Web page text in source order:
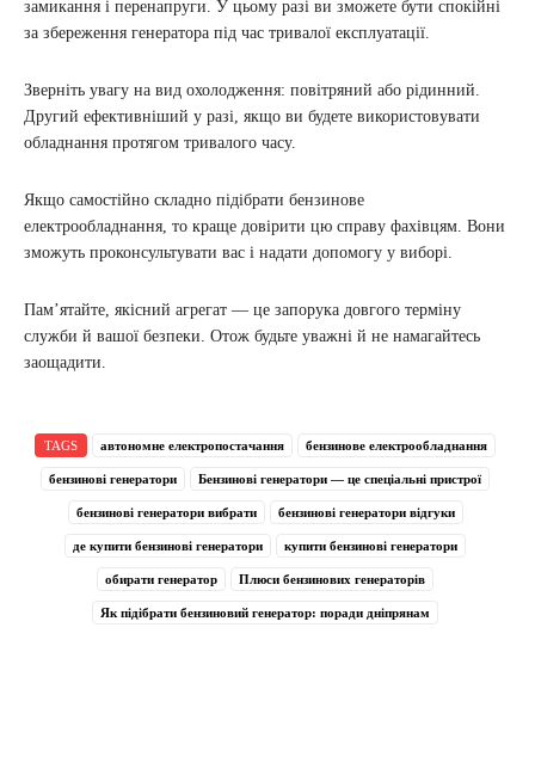
замикання і перенапруги. У цьому разі ви зможете бути спокійні
за збереження генератора під час тривалої експлуатації.
Зверніть увагу на вид охолодження: повітряний або рідинний.
Другий ефективніший у разі, якщо ви будете використовувати
обладнання протягом тривалого часу.
Якщо самостійно складно підібрати бензинове
електрообладнання, то краще довірити цю справу фахівцям. Вони
зможуть проконсультувати вас і надати допомогу у виборі.
Пам’ятайте, якісний агрегат — це запорука довгого терміну
служби й вашої безпеки. Отож будьте уважні й не намагайтесь
заощадити.
TAGS автономне електропостачання бензинове електрообладнання
бензинові генератори Бензинові генератори — це спеціальні пристрої
бензинові генератори вибрати бензинові генератори відгуки
де купити бензинові генератори купити бензинові генератори
обирати генератор Плюси бензинових генераторів
Як підібрати бензиновий генератор: поради дніпрянам